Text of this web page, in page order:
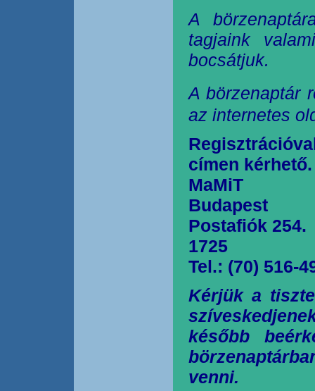
A
tagjaink
bocsátjuk.
A börzenaptár
az internetes
címen kérhető.
MaMiT
Budapest
Postafiók 254.
1725
Tel.: (70) 516-
Kérjük a
később
venni.